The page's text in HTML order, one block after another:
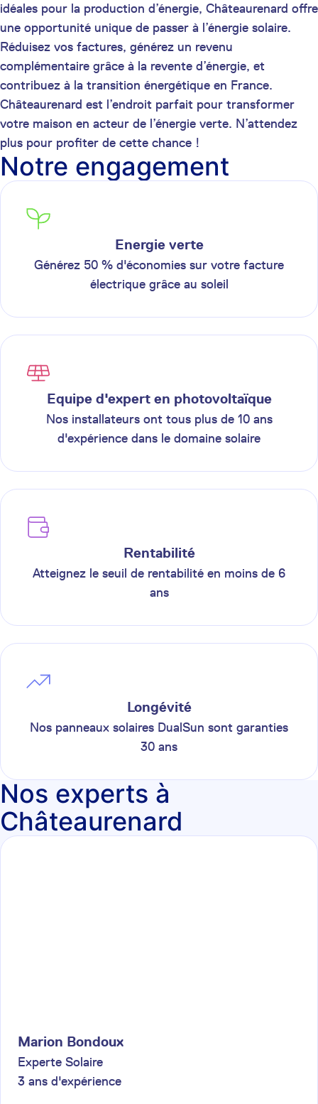
idéales pour la production d’énergie, Châteaurenard offre
une opportunité unique de passer à l’énergie solaire.
Réduisez vos factures, générez un revenu
complémentaire grâce à la revente d’énergie, et
contribuez à la transition énergétique en France.
Châteaurenard est l’endroit parfait pour transformer
votre maison en acteur de l’énergie verte. N’attendez
plus pour profiter de cette chance !
Notre engagement
Energie verte
Générez 50 % d'économies sur votre facture
électrique grâce au soleil
Equipe d'expert en photovoltaïque
Nos installateurs ont tous plus de 10 ans
d'expérience dans le domaine solaire
Rentabilité
Atteignez le seuil de rentabilité en moins de 6
ans
Longévité
Nos panneaux solaires DualSun sont garanties
30 ans
Nos experts à
Châteaurenard
Marion Bondoux
Experte Solaire
3 ans d'expérience